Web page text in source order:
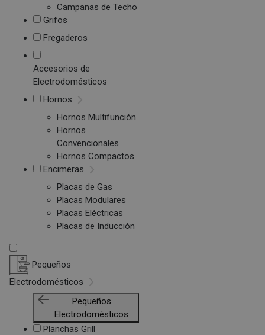
Campanas de Techo
Grifos
Fregaderos
Accesorios de
Electrodomésticos
Hornos
Hornos Multifunción
Hornos
Convencionales
Hornos Compactos
Encimeras
Placas de Gas
Placas Modulares
Placas Eléctricas
Placas de Inducción
Pequeños
Electrodomésticos
Pequeños
Electrodomésticos
Planchas Grill